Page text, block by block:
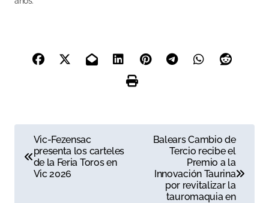
a
Vic-Fezensac
presenta los carteles
de la Feria Toros en
Vic 2026
Balears Cambio de
Tercio recibe el
Premio a la
Innovación Taurina
por revitalizar la
tauromaquia en